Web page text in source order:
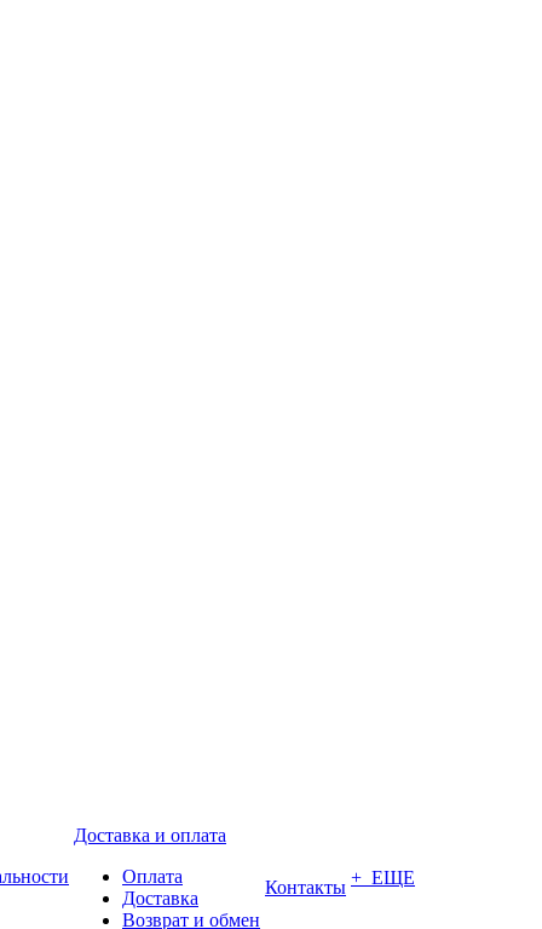
Доставка и оплата
Оплата
Доставка
Возврат и обмен
Контакты + ЕЩЕ